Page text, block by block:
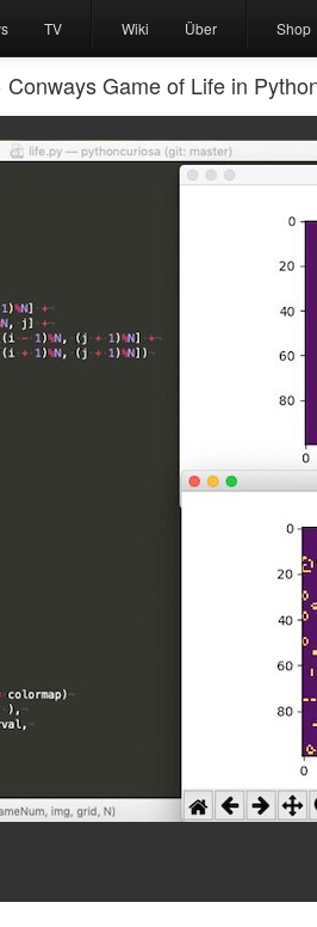
TV Wiki Über Shop
Game of Life in